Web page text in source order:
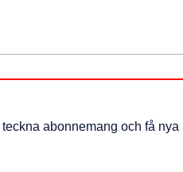
abonnemang och få nya